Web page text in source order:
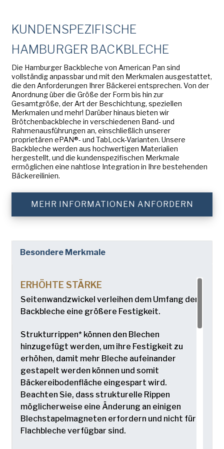
Chicago Metallic
Pan GLO
Runex
Synova
Turbel
USA Pan
KUNDENSPEZIFISCHE
HAMBURGER BACKBLECHE
Die Hamburger Backbleche von American Pan sind
vollständig anpassbar und mit den Merkmalen ausgestattet,
die den Anforderungen Ihrer Bäckerei entsprechen. Von der
Anordnung über die Größe der Form bis hin zur
Gesamtgröße, der Art der Beschichtung, speziellen
Merkmalen und mehr! Darüber hinaus bieten wir
Brötchenbackbleche in verschiedenen Band- und
Rahmenausführungen an, einschließlich unserer
proprietären ePAN®- und TabLock-Varianten. Unsere
Backbleche werden aus hochwertigen Materialien
hergestellt, und die kundenspezifischen Merkmale
ermöglichen eine nahtlose Integration in Ihre bestehenden
Bäckereilinien.
MEHR INFORMATIONEN ANFORDERN
Besondere Merkmale
ERHÖHTE STÄRKE
Seitenwandzwickel verleihen dem Umfang der
Backbleche eine größere Festigkeit.
Strukturrippen* können den Blechen
hinzugefügt werden, um ihre Festigkeit zu
erhöhen, damit mehr Bleche aufeinander
gestapelt werden können und somit
Bäckereibodenfläche eingespart wird.
Beachten Sie, dass strukturelle Rippen
möglicherweise eine Änderung an einigen
Blechstapelmagneten erfordern und nicht für
Flachbleche verfügbar sind.
(erforderlich)
Name
Firma
(erforderlich)
Telefon
E-
Mail-
Addresse
(erforderlich)
Nation
(erforderlich)
Nation *
(erforderlich)
American Pan gelesen und verstanden.